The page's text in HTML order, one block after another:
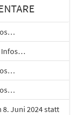
Infos…
Juni 2024 statt